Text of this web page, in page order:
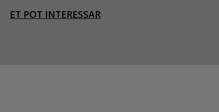
ET POT INTERESSAR